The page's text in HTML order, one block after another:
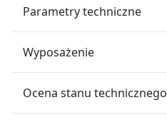
Parametry techniczne
Wyposażenie
Ocena stanu technicznego